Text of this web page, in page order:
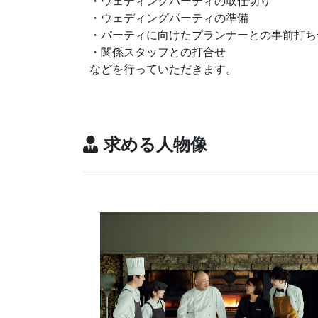
・ウェディングパーティの準備
・パーティに向けたプランナーとの事前打
・関係スタッフとの打合せ
などを行っていただきます。
求める人物像